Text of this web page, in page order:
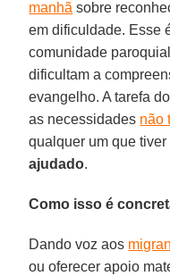
manhã sobre
em dificuldade. Esse
comunidade
dificultam a
evangelho. A tarefa
as necessidades não
qualquer um que
ajudado.
Como isso é
Dando voz aos
ou oferecer apoio